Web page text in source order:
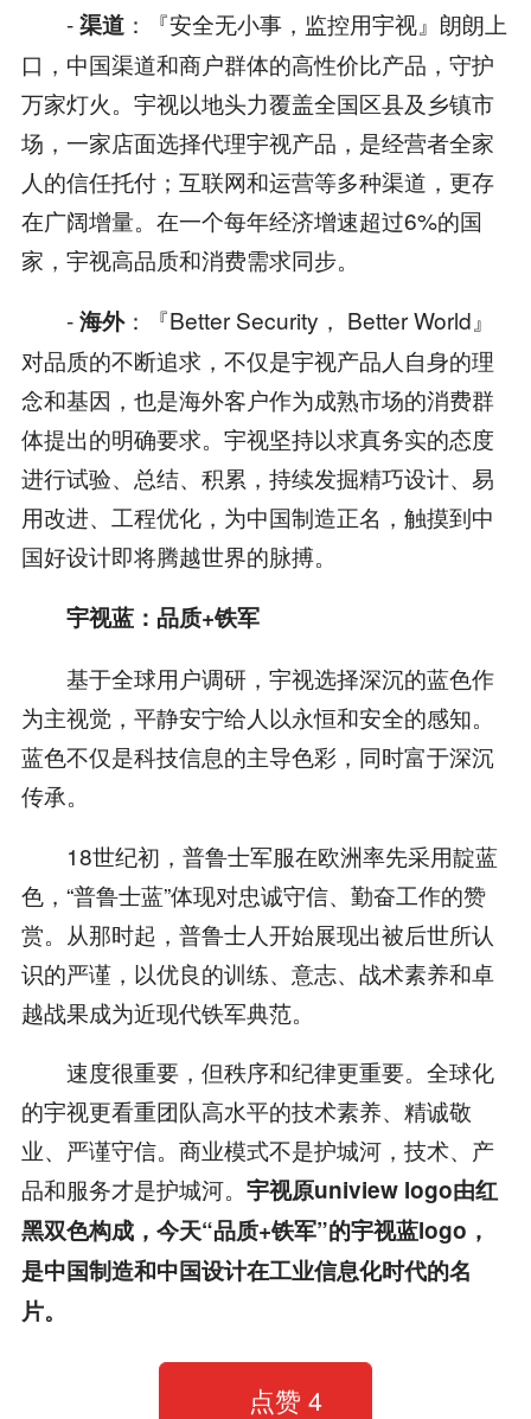
-渠道：『安全无小事，监控用宇视』朗朗上
口，中国渠道和商户群体的高性价比产品，守护
万家灯火。宇视以地头力覆盖全国区县及乡镇市
场，一家店面选择代理宇视产品，是经营者全家
人的信任托付；互联网和运营等多种渠道，更存
在广阔增量。在一个每年经济增速超过6%的国
家，宇视高品质和消费需求同步。
-海外：『Better Security， Better World』
对品质的不断追求，不仅是宇视产品人自身的理
念和基因，也是海外客户作为成熟市场的消费群
体提出的明确要求。宇视坚持以求真务实的态度
进行试验、总结、积累，持续发掘精巧设计、易
用改进、工程优化，为中国制造正名，触摸到中
国好设计即将腾越世界的脉搏。
宇视蓝：品质+铁军
基于全球用户调研，宇视选择深沉的蓝色作
为主视觉，平静安宁给人以永恒和安全的感知。
蓝色不仅是科技信息的主导色彩，同时富于深沉
传承。
18世纪初，普鲁士军服在欧洲率先采用靛蓝
色，“普鲁士蓝”体现对忠诚守信、勤奋工作的赞
赏。从那时起，普鲁士人开始展现出被后世所认
识的严谨，以优良的训练、意志、战术素养和卓
越战果成为近现代铁军典范。
速度很重要，但秩序和纪律更重要。全球化
的宇视更看重团队高水平的技术素养、精诚敬
业、严谨守信。商业模式不是护城河，技术、产
品和服务才是护城河。 宇视原uniview logo由红
黑双色构成，今天“品质+铁军”的宇视蓝logo，
是中国制造和中国设计在工业信息化时代的名
片。
点赞 4